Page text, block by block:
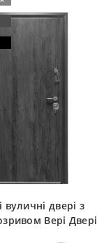
вуличні двері з
Вері Двері